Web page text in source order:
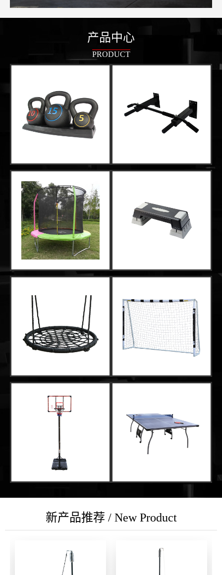
产品中心
PRODUCT
新产品推荐 / New Product